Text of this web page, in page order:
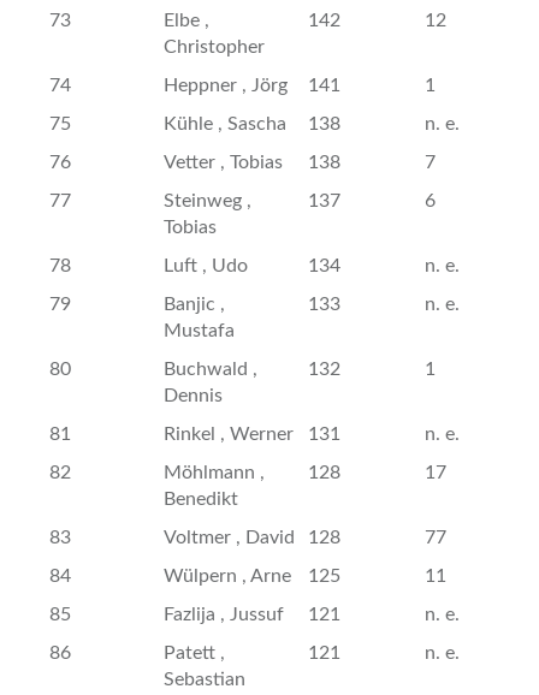
73
Elbe ,
Christopher
142 12
74 Heppner , Jörg 141
1
75
Kühle , Sascha 138
n. e.
76
Vetter , Tobias 138
7
77
Steinweg ,
Tobias
137 6
78 Luft , Udo 134
n. e.
79
Banjic ,
Mustafa
133 n. e.
80
Buchwald ,
Dennis
132 1
81 Rinkel , Werner 131
n. e.
82
Möhlmann ,
Benedikt
128 17
83 Voltmer , David 128
77
84
Wülpern , Arne 125
11
85
Fazlija , Jussuf 121
n. e.
86
Patett ,
Sebastian
121 n. e.